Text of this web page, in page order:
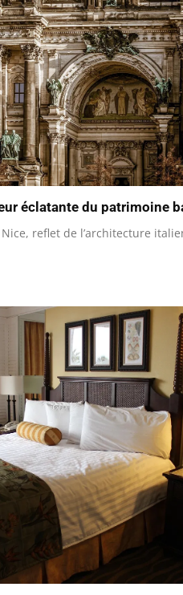
éclatante du patrimoine
reflet de l’architecture